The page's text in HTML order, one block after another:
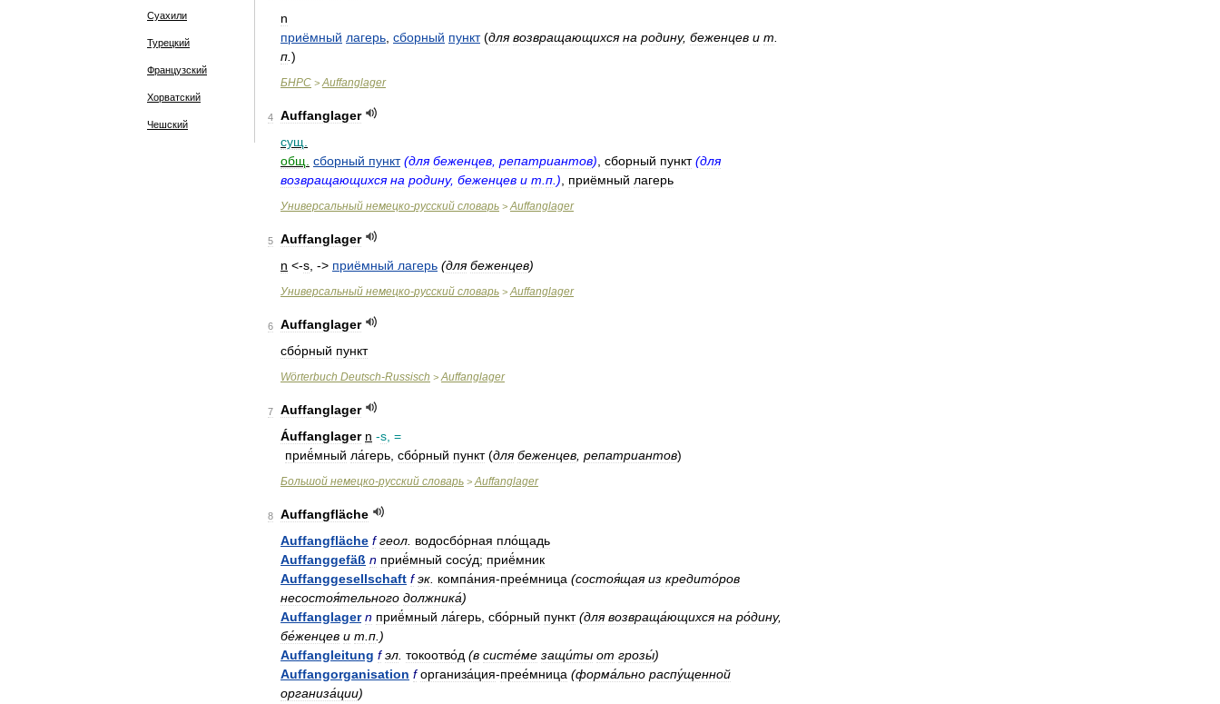
Суахили
Турецкий
Французский
Хорватский
Чешский
n
приёмный лагерь сборный пункт (для возвращающихся на родину, беженцев и т
п )
БНРС > Auffanglager
4
Auffanglager
сущ
общ сборный пункт (для беженцев репатриантов) сборный пункт (для
возвращающихся на родину, беженцев и т п .) приёмный лагерь
Универсальный немецко-русский словарь > Auffanglager
5
Auffanglager
n <-s , -> приёмный лагерь (для беженцев)
Универсальный немецко-русский словарь > Auffanglager
6
Auffanglager
сбо́рный пункт
Wörterbuch Deutsch-Russisch > Auffanglager
7
Auffanglager
Áuffanglager n -s , =
приё́мный ла́герь сбо́рный пункт(для беженцев репатриантов)
Большой немецко-русский словарь > Auffanglager
8
Auffangfläche
Auffangfläche f геол водосбо́рная пло́щадь
Auffanggefäß n приё́мный сосу́д; приё́мник
Auffanggesellschaft f эк компа́ния-прее́мница (состоя́щая из кредито́ров
несостоя́тельного должника́)
Auffanglager n приё́мный ла́герь сбо́рный пункт (для возвраща́ющихся на ро́дину,
бе́женцев и т п .)
Auffangleitung f эл токоотво́д (в систе́ме защи́ты от грозы́)
Auffangorganisation f организа́ция-прее́мница (форма́льно распу́щенной
организа́ции)